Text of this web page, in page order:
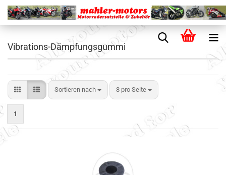
Vibrations-Dämpfungsgummi
Sortieren nach 8 pro Seite
1